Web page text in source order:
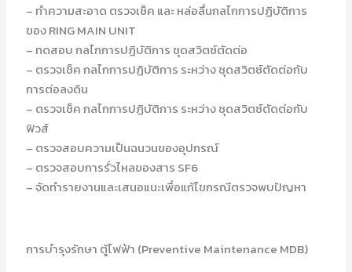
– ทำความสะอาด ตรวจเช็ค และ หล่อลื่นกลไกการปฏิบัติการ
ของ RING MAIN UNIT
– ทดสอบ กลไกการปฏิบัติการ ชุดสวิตซ์ตัดต่อ
– ตรวจเช็ค กลไกการปฏิบัติการ ระหว่าง ชุดสวิตซ์ตัดต่อกับ
การต่อลงดิน
– ตรวจเช็ค กลไกการปฏิบัติการ ระหว่าง ชุดสวิตซ์ตัดต่อกับ
ฟิวส์
– ตรวจสอบความเป็นฉนวนของอุปกรณ์
– ตรวจสอบการรั่วไหลของสาร SF6
– จัดทำรายงานและเสนอแนะเพื่อแก้ไขกรณีตรวจพบปัญหา
การบำรุงรักษา ตู้ไฟฟ้า (Preventive Maintenance MDB)